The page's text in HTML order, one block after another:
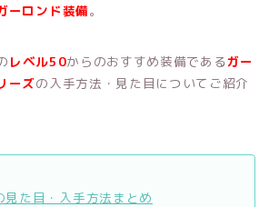
ーロンド装備。
レベル50からのおすすめ装備であるガー
ーズの入手方法・見た目についてご紹介
見た目・入手方法まとめ